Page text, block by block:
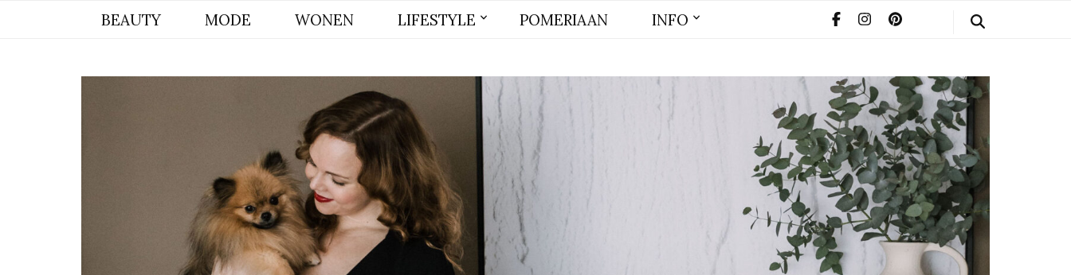
BEAUTY MODE WONEN LIFESTYLE POMERIAAN INFO
BYCHRISTIANA, EEN INSPIREREND
ONLINE MAGAZINE VOOR BEAUTY,
BEAUTY MODE WONEN LIFESTYLE POMERIAAN